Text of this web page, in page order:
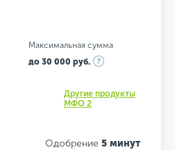
Максимальная сумма
до 30 000 руб.
Другие продукты
МФО 2
Одобрение 5 минут